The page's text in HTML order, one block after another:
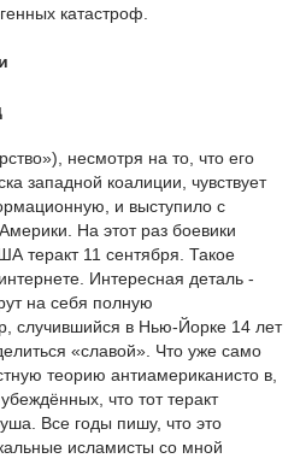
катастроф.
несмотря на то, что его
западной коалиции, чувствует
и выступило с
На этот раз боевики
теракт 11 сентября. Такое
Интересная деталь -
на себя полную
случившийся в Нью-Йорке 14 лет
«славой». Что уже само
теорию антиамериканисто в,
что тот теракт
Все годы пишу, что это
исламисты со мной